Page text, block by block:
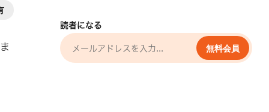
読者になる
無料会員